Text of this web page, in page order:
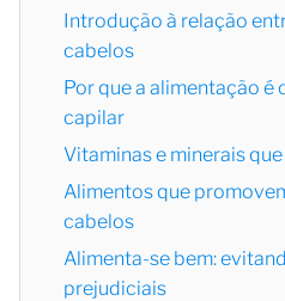
Introdução à relação
cabelos
Por que a alimentação é
capilar
Vitaminas e minerais
Alimentos que
cabelos
Alimenta-se bem:
prejudiciais